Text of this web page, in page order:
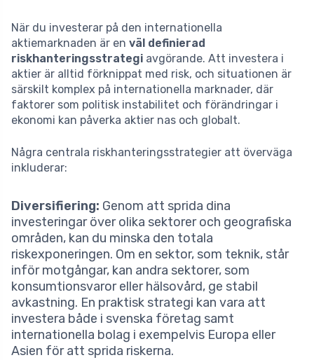
När du investerar på den internationella
aktiemarknaden är en väl definierad
riskhanteringsstrategi avgörande. Att investera i
aktier är alltid förknippat med risk, och situationen är
särskilt komplex på internationella marknader, där
faktorer som politisk instabilitet och förändringar i
ekonomi kan påverka aktier nas och globalt.
Några centrala riskhanteringsstrategier att överväga
inkluderar:
Diversifiering: Genom att sprida dina
investeringar över olika sektorer och geografiska
områden, kan du minska den totala
riskexponeringen. Om en sektor, som teknik, står
inför motgångar, kan andra sektorer, som
konsumtionsvaror eller hälsovård, ge stabil
avkastning. En praktisk strategi kan vara att
investera både i svenska företag samt
internationella bolag i exempelvis Europa eller
Asien för att sprida riskerna.